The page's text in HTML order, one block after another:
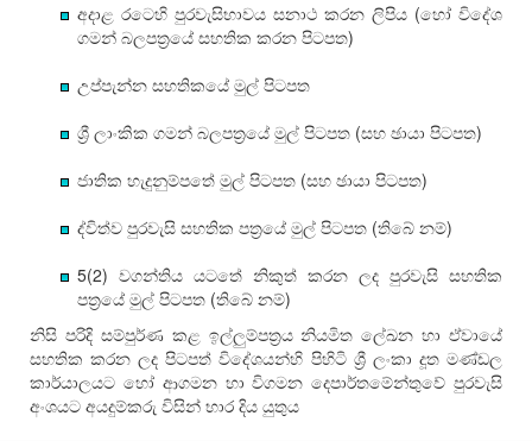
අදාළ රටෙහි පුරවැසිභාවය සනාථ කරන ලිපිය (හෝ විදේශ
ගමන් බලපත්‍රයේ සහතික කරන පිටපත)
උප්පැන්න සහතිකයේ මුල් පිටපත
ශ්‍රී ලාංකික ගමන් බලපත්‍රයේ මුල් පිටපත (සහ ඡායා පිටපත)
ජාතික හැදුනුම්පතේ මුල් පිටපත (සහ ඡායා පිටපත)
ද්විත්ව පුරවැසි සහතික පත්‍රයේ මුල් පිටපත (තිබේ නම්)
5(2) වගන්තිය යටතේ නිකුත් කරන ලද පුරවැසි සහතික
පත්‍රයේ මුල් පිටපත (තිබේ නම්)
නිසි පරිදි සම්පුර්ණ කළ ඉල්ලුම්පත්‍රය නියමිත ලේඛන හා ඒවායේ
සහතික කරන ලද පිටපත් විදේශයන්හි පිහිටි ශ්‍රී ලංකා දූත මණ්ඩල
කාර්යාලයට හෝ ආගමන හා විගමන දෙපාර්තමේන්තුවේ පුරවැසි
අංශයට අයදුම්කරු විසින් භාර දිය යුතුය